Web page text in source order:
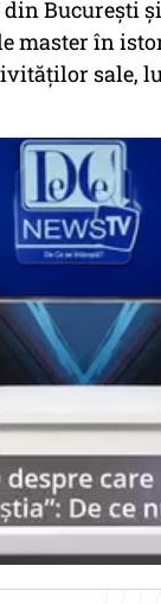
București
master în
sale,